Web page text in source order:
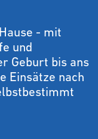
- mit
und
Geburt bis ans
Einsätze nach